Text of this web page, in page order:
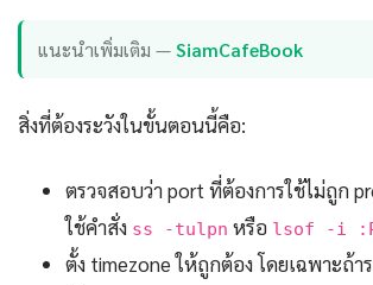
แนะนำเพิ่มเติม —SiamCafeBook
สิ่งที่ต้องระวังในขั้นตอนนี้คือ:
ตรวจสอบว่า port ที่ต้องการใช้ไม่ถูก
ใช้คำสั่ง ss -tulpn หรือ lsof -i
ตั้ง timezone ให้ถูกต้อง โดยเฉพาะถ้า